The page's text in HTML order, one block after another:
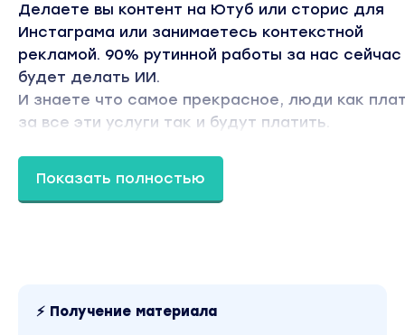
Делаете вы контент на Ютуб или сторис для
Инстаграма или занимаетесь контекстной
рекламой. 90% рутинной работы за нас сейчас
будет делать ИИ.
И знаете что самое прекрасное, люди как
за все эти услуги так и будут платить.
Работа с текстом!
Показать полностью
⚡ Получение материала